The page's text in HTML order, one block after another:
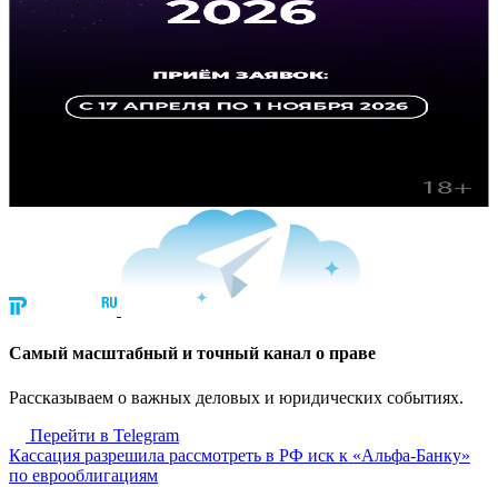
Cамый масштабный и точный канал о праве
Рассказываем о важных деловых и юридических событиях.
Перейти в Telegram
Кассация разрешила рассмотреть в РФ иск к «Альфа-Банку»
по еврооблигациям